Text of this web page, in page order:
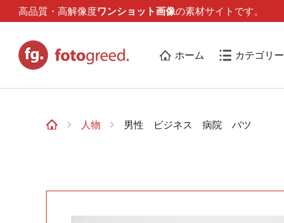
高品質・高解像度ワンショット画像の素材サイトです。
ホーム カテゴリー
人物 男性 ビジネス 病院 バツ